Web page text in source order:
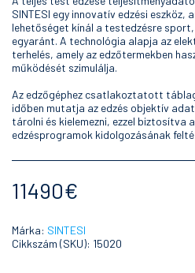
SINTESI egy innovatív edzési eszköz,
lehetőséget kínál a testedzésre
egyaránt. A technológia alapja az
terhelés, amely az edzőtermekben
működését szimulálja.
Az edzőgéphez csatlakoztatott
időben mutatja az edzés objektív
tárolni és kielemezni, ezzel biztosítva
edzésprogramok kidolgozásának
11490€
Márka: SINTESI
Cikkszám (SKU): 15020